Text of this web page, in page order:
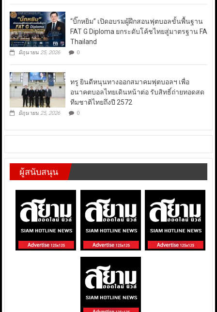
“บิ๊กหยิม” เปิดอบรมผู้ฝึกสอนฟุตบอลขั้นพื้นฐาน
FAT G Diploma ยกระดับโค้ชไทยสู่มาตรฐาน FA
Thailand
มิถุนายน 25, 2026 0
ทรู ยินดีหนุนทางออกสมาคมฟุตบอลฯ เพื่อ
อนาคตบอลไทยเดินหน้าต่อ รับสิทธิ์ถ่ายทอดสด
ทีมชาติไทยถึงปี 2572
มิถุนายน 25, 2026 0
ผู้สนับสนุน